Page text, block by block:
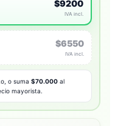
$9200
IVA incl.
$6550
IVA incl.
o suma$70.000 al
mayorista.